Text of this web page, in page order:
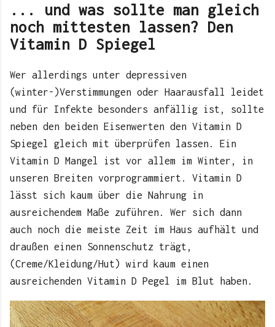
... und was sollte man gleich
noch mittesten lassen? Den
Vitamin D Spiegel
Wer allerdings unter depressiven
(winter-)Verstimmungen oder Haarausfall leidet
und für Infekte besonders anfällig ist, sollte
neben den beiden Eisenwerten den Vitamin D
Spiegel gleich mit überprüfen lassen. Ein
Vitamin D Mangel ist vor allem im Winter, in
unseren Breiten vorprogrammiert. Vitamin D
lässt sich kaum über die Nahrung in
ausreichendem Maße zuführen. Wer sich dann
auch noch die meiste Zeit im Haus aufhält und
draußen einen Sonnenschutz trägt,
(Creme/Kleidung/Hut) wird kaum einen
ausreichenden Vitamin D Pegel im Blut haben.